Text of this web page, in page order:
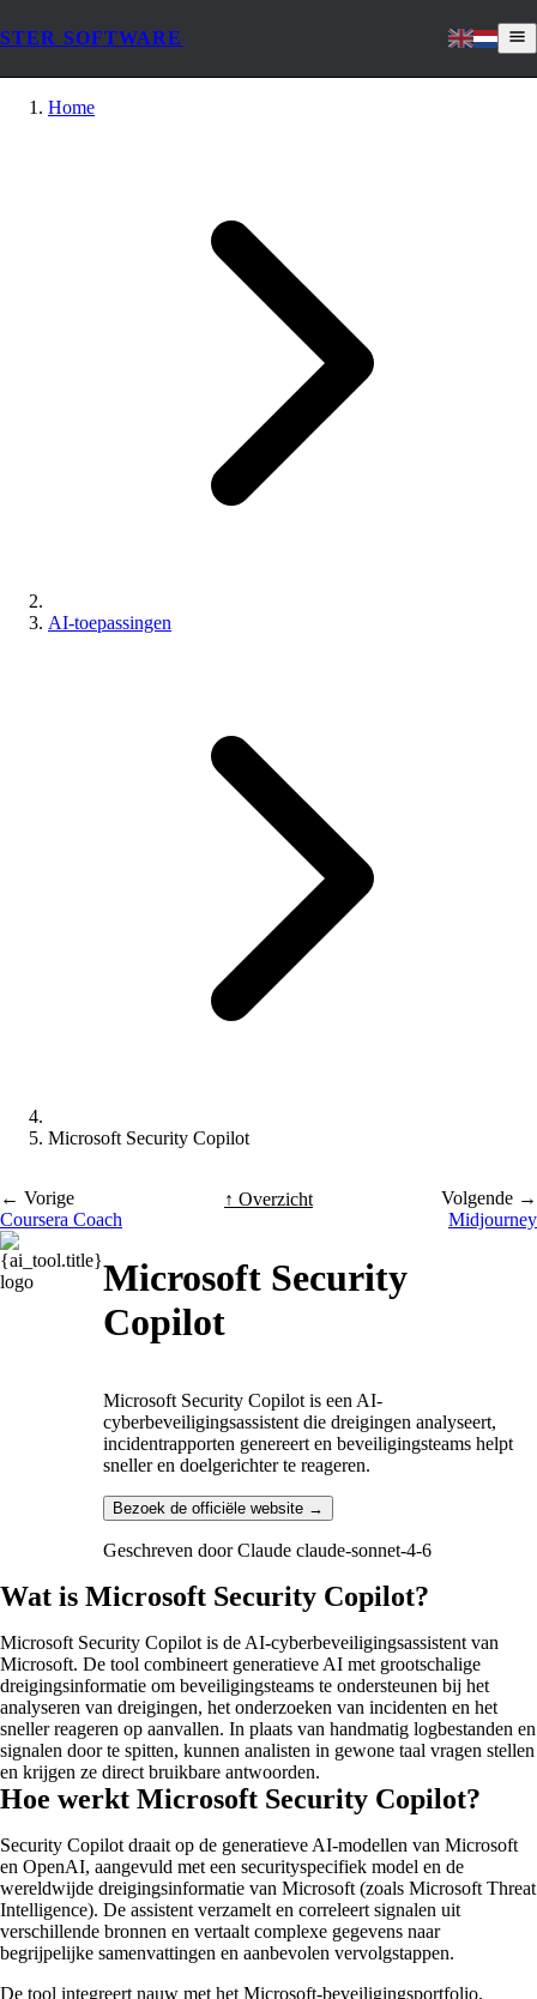
STER SOFTWARE
Home
AI-toepassingen
Microsoft Security Copilot
← Vorige
Coursera Coach
↑ Overzicht
Volgende →
Midjourney
Microsoft Security
Copilot
Microsoft Security Copilot is een AI-
cyberbeveiligingsassistent die dreigingen analyseert,
incidentrapporten genereert en beveiligingsteams helpt
sneller en doelgerichter te reageren.
Bezoek de officiële website →
Geschreven doorClaude claude-sonnet-4-6
Wat is Microsoft Security Copilot?
Microsoft Security Copilot is de AI-cyberbeveiligingsassistent van
Microsoft. De tool combineert generatieve AI met grootschalige
dreigingsinformatie om beveiligingsteams te ondersteunen bij het
analyseren van dreigingen, het onderzoeken van incidenten en het
sneller reageren op aanvallen. In plaats van handmatig logbestanden en
signalen door te spitten, kunnen analisten in gewone taal vragen stellen
en krijgen ze direct bruikbare antwoorden.
Hoe werkt Microsoft Security Copilot?
Security Copilot draait op de generatieve AI-modellen van Microsoft
en OpenAI, aangevuld met een securityspecifiek model en de
wereldwijde dreigingsinformatie van Microsoft (zoals Microsoft Threat
Intelligence). De assistent verzamelt en correleert signalen uit
verschillende bronnen en vertaalt complexe gegevens naar
begrijpelijke samenvattingen en aanbevolen vervolgstappen.
De tool integreert nauw met het Microsoft-beveiligingsportfolio,